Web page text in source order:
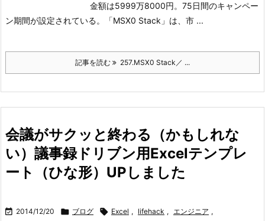
金額は5999万8000円。75日間のキャンペー
ン期間が設定されている。
「MSX0 Stack」は、市 ...
記事を読む 257.MSX0 Stack／ ...
会議がサクッと終わる（かもしれな
い）議事録ドリブン用Excelテンプレ
ート（ひな形）UPしました
 2014/12/20  ブログ  Excel , lifehack , エンジニア ,